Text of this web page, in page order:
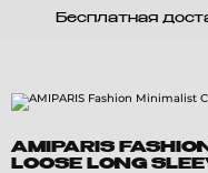
Бесплатная
AMIPARIS
LOOSE LONG